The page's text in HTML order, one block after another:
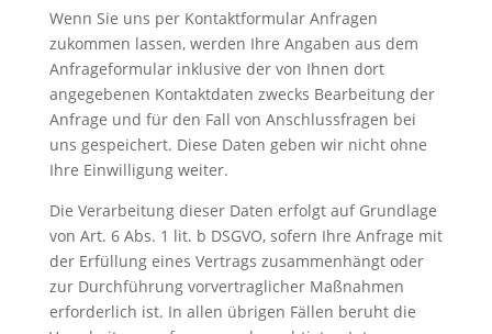
Wenn Sie uns per Kontaktformular Anfragen
zukommen lassen, werden Ihre Angaben aus dem
Anfrageformular inklusive der von Ihnen dort
angegebenen Kontaktdaten zwecks Bearbeitung der
Anfrage und für den Fall von Anschlussfragen bei
uns gespeichert. Diese Daten geben wir nicht ohne
Ihre Einwilligung weiter.
Die Verarbeitung dieser Daten erfolgt auf Grundlage
von Art. 6 Abs. 1 lit. b DSGVO, sofern Ihre Anfrage mit
der Erfüllung eines Vertrags zusammenhängt oder
zur Durchführung vorvertraglicher Maßnahmen
erforderlich ist. In allen übrigen Fällen beruht die